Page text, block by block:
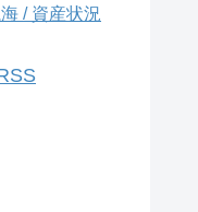
/ 資産状況